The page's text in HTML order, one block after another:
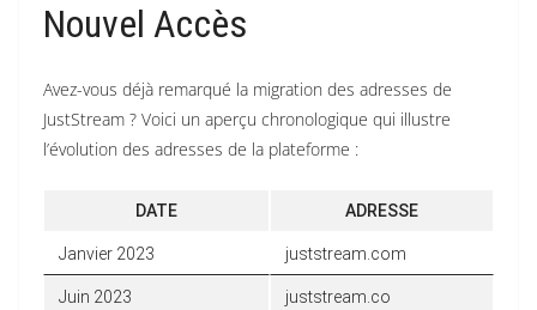
Nouvel Accès
Avez-vous déjà remarqué la migration des adresses de
JustStream ? Voici un aperçu chronologique qui illustre
l’évolution des adresses de la plateforme :
DATE ADRESSE
Janvier 2023 juststream.com
Juin 2023 juststream.co